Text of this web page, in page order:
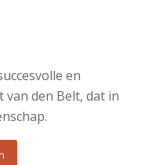
en
van den Belt, dat in